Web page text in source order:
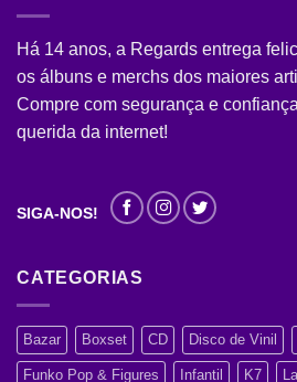
Há 14 anos, a Regards entrega
os álbuns e merchs dos maiores
Compre com segurança e
querida da internet!
SIGA-NOS!
CATEGORIAS
Bazar Boxset CD Disco de Vinil
Funko Pop & Figures Infantil K7